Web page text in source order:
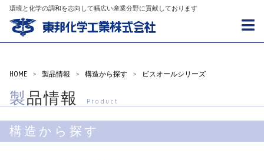
環境と化学の調和を志向して幅広い産業分野に貢献しております
HOME > 製品情報 > 構造から探す > ビスオールシリーズ
製品情報 Product
構造から探す